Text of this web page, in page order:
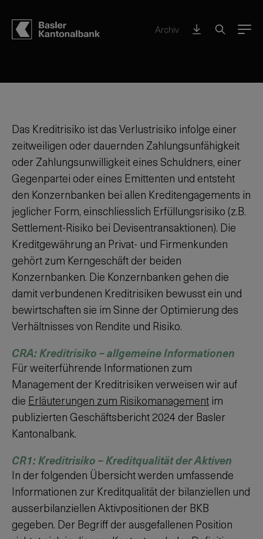
Archiv Menu
Offenlegung Eigenmittel und Liquidität
Kreditrisiko
Das Kreditrisiko ist das Verlustrisiko infolge einer
zeitweiligen oder dauernden Zahlungsunfähigkeit
oder Zahlungsunwilligkeit eines Schuldners, einer
Gegenpartei oder eines Emittenten und entsteht
den Konzernbanken bei allen Kreditengagements in
jeglicher Form, einschliesslich Erfüllungsrisiko (z.B.
Settlement-Risiko bei Devisentransaktionen). Die
Kreditgewährung an Privat- und Firmenkunden
gehört zum Kerngeschäft der beiden
Konzernbanken. Die Konzernbanken gehen die
damit verbundenen Kreditrisiken bewusst ein und
bewirtschaften sie im Sinne der Optimierung des
Verhältnisses von Rendite und Risiko.
CRA: Kreditrisiko – allgemeine Informationen
Für weiterführende Informationen zum
Management der Kreditrisiken verweisen wir auf
die Erläuterungen zum Risikomanagement im
publizierten Geschäftsbericht2024der Basler
Kantonalbank.
CR1: Kreditrisiko – Kreditqualität der Aktiven
In der folgenden Übersicht werden umfassende
Informationen zur Kreditqualität der bilanziellen und
ausserbilanziellen Aktivpositionen der BKB
gegeben. Der Begriff der ausgefallenen Position